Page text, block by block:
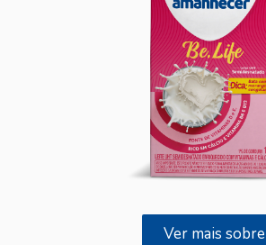
Ver mais sobre